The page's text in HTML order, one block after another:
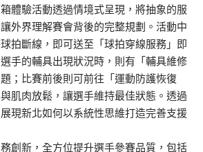
體驗活動透過情境式呈現，將抽象的服
外界理解賽會背後的完整規劃。活動中
拍斷線，即可送至「球拍穿線服務」即
手的輔具出現狀況時，則有「輔具維修
；比賽前後則可前往「運動防護恢復
肌肉放鬆，讓選手維持最佳狀態。透過
現新北如何以系統性思維打造完善支援
創新，全方位提升選手參賽品質，包括